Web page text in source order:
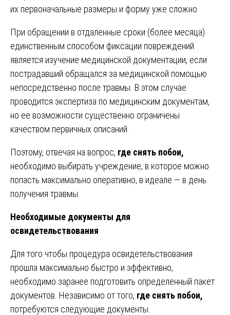
их первоначальные размеры и форму уже сложно.
При обращении в отдаленные сроки (более месяца)
единственным способом фиксации повреждений
является изучение медицинской документации, если
пострадавший обращался за медицинской помощью
непосредственно после травмы. В этом случае
проводится экспертиза по медицинским документам,
но ее возможности существенно ограничены
качеством первичных описаний.
Поэтому, отвечая на вопрос, где снять побои,
необходимо выбирать учреждение, в которое можно
попасть максимально оперативно, в идеале — в день
получения травмы.
Необходимые документы для
освидетельствования
Для того чтобы процедура освидетельствования
прошла максимально быстро и эффективно,
необходимо заранее подготовить определенный пакет
документов. Независимо от того, где снять побои,
потребуются следующие документы.